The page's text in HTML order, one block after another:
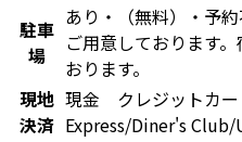
駐車
場
あり・（無料）・予
ご用意しております
おります。
現地
決済
現金 クレジットカー
Express/Diner's